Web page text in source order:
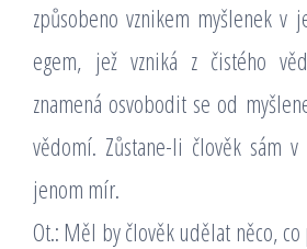
způsobeno vznikem myšlenek
egem, jež vzniká z čistého
znamená osvobodit se od
vědomí. Zůstane-li člověk sám
jenom mír.
Ot.: Měl by člověk udělat něco, co